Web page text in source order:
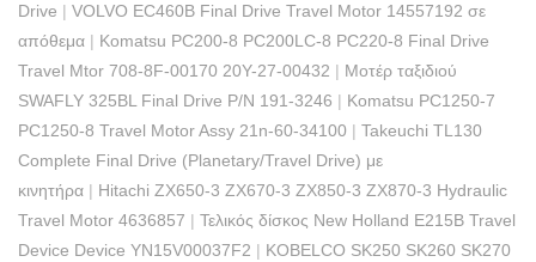
Drive | VOLVO EC460B Final Drive Travel Motor 14557192 σε
απόθεμα | Komatsu PC200-8 PC200LC-8 PC220-8 Final Drive
Travel Mtor 708-8F-00170 20Y-27-00432 | Μοτέρ ταξιδιού
SWAFLY 325BL Final Drive P/N 191-3246 | Komatsu PC1250-7
PC1250-8 Travel Motor Assy 21n-60-34100 | Takeuchi TL130
Complete Final Drive (Planetary/Travel Drive) με
κινητήρα | Hitachi ZX650-3 ZX670-3 ZX850-3 ZX870-3 Hydraulic
Travel Motor 4636857 | Τελικός δίσκος New Holland E215B Travel
Device Device YN15V00037F2 | KOBELCO SK250 SK260 SK270